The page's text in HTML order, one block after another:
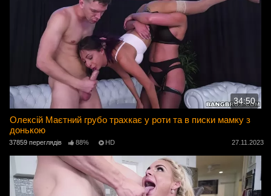
34:50
Олексій Маєтний грубо трахкає у роти та в писки мамку з
донькою
37859 переглядів 88% HD 27.11.2023